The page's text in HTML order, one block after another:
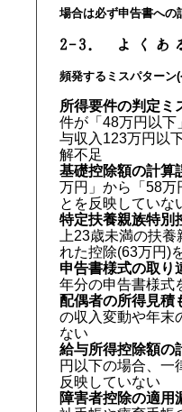
場合は必ず申告書への
2-3. よくあ
頻発するミスパターン
所得要件の判定ミ
件が「48万円以下
与収入123万円以
解不足
基礎控除額の計算
万円」から「58万
とを反映していな
特定扶養親族特別
上23歳未満の扶
れた控除(63万円)
申告書様式の取り
年分の申告書様式
配偶者の所得見積
の収入変動や年末
ない
給与所得控除額の
円以下の場合、一
反映していない
障害者控除の適用